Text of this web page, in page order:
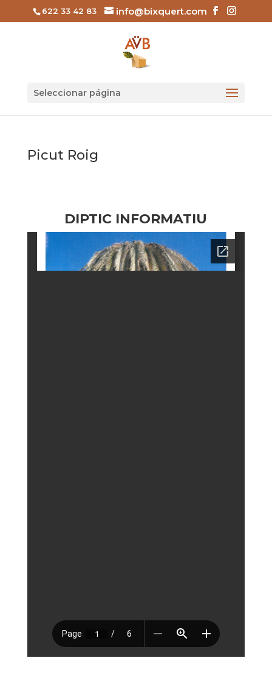
622 33 42 83 info@bixquert.com
Seleccionar página
Picut Roig
DIPTIC INFORMATIU